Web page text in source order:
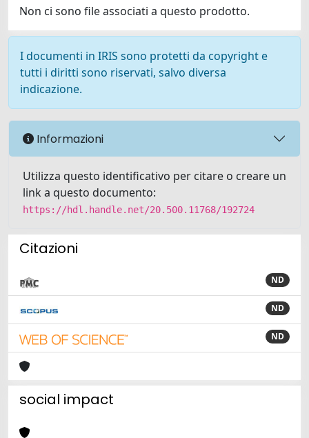
Non ci sono file associati a questo prodotto.
I documenti in IRIS sono protetti da copyright e
tutti i diritti sono riservati, salvo diversa
indicazione.
Informazioni
Utilizza questo identificativo per citare o creare un
link a questo documento:
https://hdl.handle.net/20.500.11768/192724
Citazioni
ND
ND
ND
social impact